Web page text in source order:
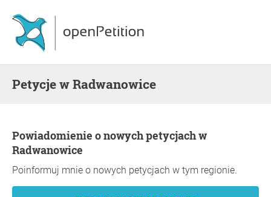
Petycje w Radwanowice
Powiadomienie o nowych petycjach w
Radwanowice
Poinformuj mnie o nowych petycjach w tym regionie.